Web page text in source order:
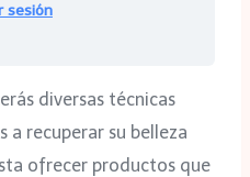
sesión
diversas técnicas
a recuperar su belleza
ofrecer productos que